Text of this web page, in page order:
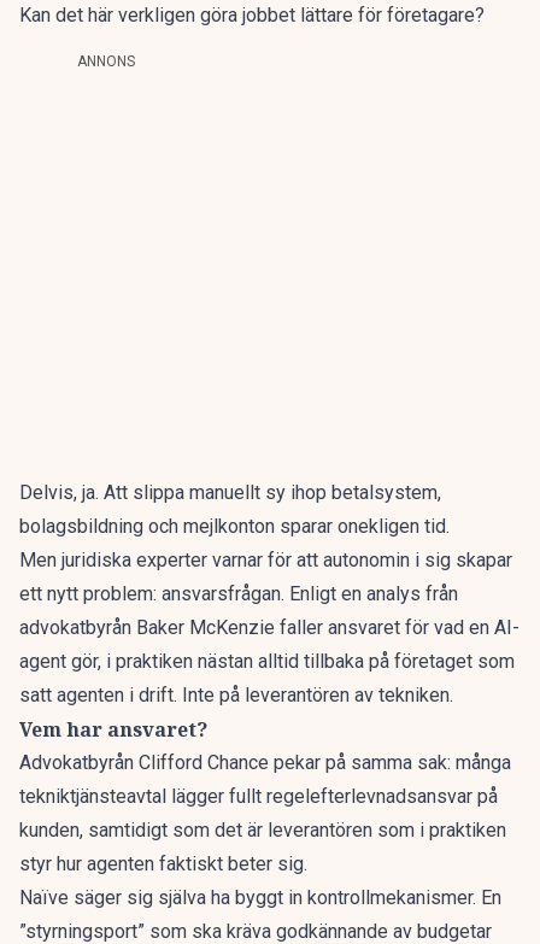
Kan det här verkligen göra jobbet lättare för företagare?
ANNONS
Delvis, ja. Att slippa manuellt sy ihop betalsystem,
bolagsbildning och mejlkonton sparar onekligen tid.
Men juridiska experter varnar för att autonomin i sig skapar
ett nytt problem: ansvarsfrågan. Enligt en analys från
advokatbyrån Baker McKenzie faller ansvaret för vad en AI-
agent gör, i praktiken nästan alltid tillbaka på företaget som
satt agenten i drift. Inte på leverantören av tekniken.
Vem har ansvaret?
Advokatbyrån Clifford Chance pekar på samma sak: många
tekniktjänsteavtal lägger fullt regelefterlevnadsansvar på
kunden, samtidigt som det är leverantören som i praktiken
styr hur agenten faktiskt beter sig.
Naïve säger sig själva ha byggt in kontrollmekanismer. En
”styrningsport” som ska kräva godkännande av budgetar